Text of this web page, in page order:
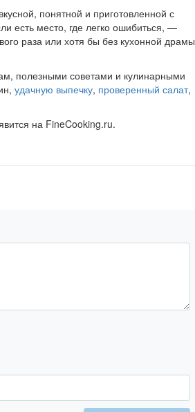
понятной и приготовленной с
есть место, где легко ошибиться, —
раза или хотя бы без кухонной драмы
полезными советами и кулинарными
удачную выпечку, проверенный салат,
на FineCooking.ru.